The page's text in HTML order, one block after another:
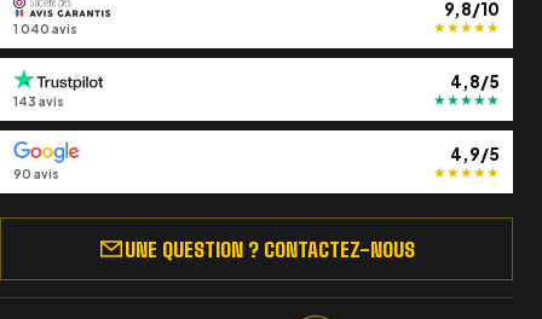
9,8/10
★★★★★
1 040 avis
4,8/5
★★★★★
143 avis
4,9/5
★★★★★
90 avis
UNE QUESTION ? CONTACTEZ-NOUS